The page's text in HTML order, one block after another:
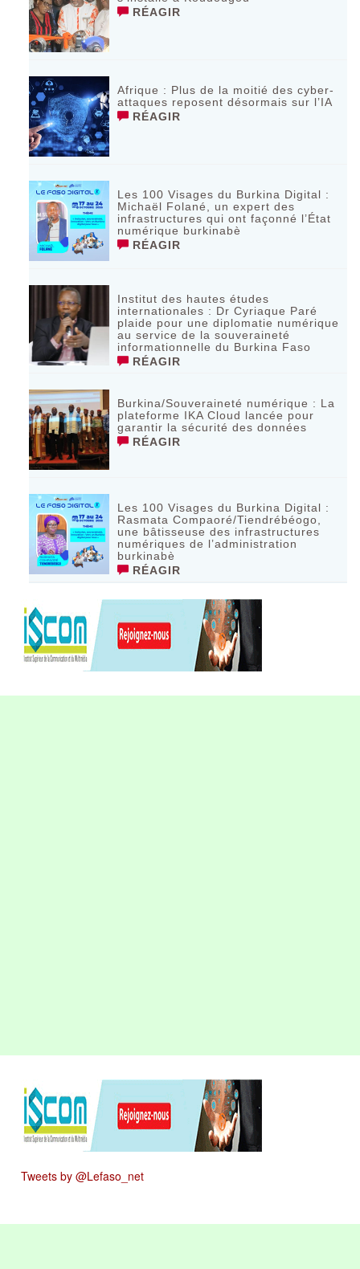
RÉAGIR
Afrique : Plus de la moitié des cyber-
attaques reposent désormais sur l’IA
RÉAGIR
Les 100 Visages du Burkina Digital :
Michaël Folané, un expert des
infrastructures qui ont façonné l’État
numérique burkinabè
RÉAGIR
Institut des hautes études
internationales : Dr Cyriaque Paré
plaide pour une diplomatie numérique
au service de la souveraineté
informationnelle du Burkina Faso
RÉAGIR
Burkina/Souveraineté numérique : La
plateforme IKA Cloud lancée pour
garantir la sécurité des données
RÉAGIR
Les 100 Visages du Burkina Digital :
Rasmata Compaoré/Tiendrébéogo,
une bâtisseuse des infrastructures
numériques de l’administration
burkinabè
RÉAGIR
Tweets by @Lefaso_net